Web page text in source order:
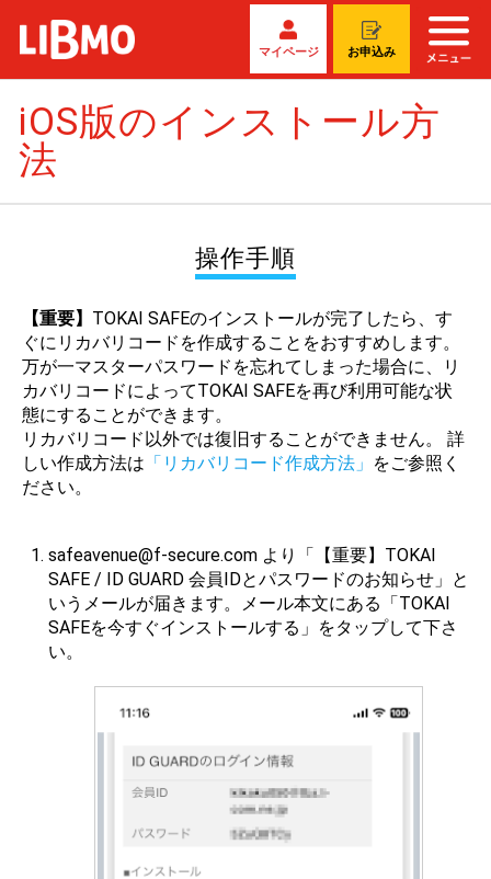
マイページ お申込み
iOS版のインストール方
法
操作手順
【重要】 TOKAI SAFEのインストールが完了したら、す
ぐにリカバリコードを作成することをおすすめします。
万が一マスターパスワードを忘れてしまった場合に、リ
カバリコードによってTOKAI SAFEを再び利用可能な状
態にすることができます。
リカバリコード以外では復旧することができません。 詳
しい作成方法は 「リカバリコード作成方法」 をご参照く
ださい。
safeavenue@f-secure.com より「【重要】TOKAI
SAFE / ID GUARD 会員IDとパスワードのお知らせ」と
いうメールが届きます。メール本文にある「TOKAI
SAFEを今すぐインストールする」をタップして下さ
い。